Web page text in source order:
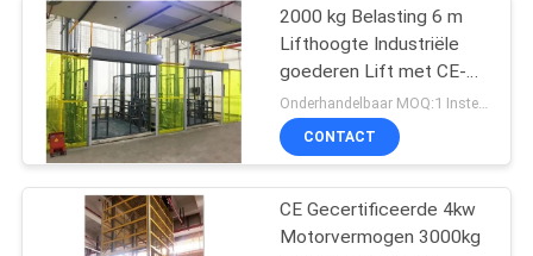
Elektrische
2000 kg Belasting 6 m
Lifthoogte Industriële
goederen Lift met CE-
certificaat
Onderhandelbaar MOQ:1 Instellen
CONTACT
CE Gecertificeerde 4kw
Motorvermogen 3000kg